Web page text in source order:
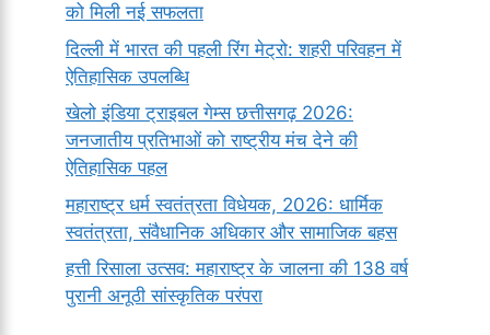
को मिली नई सफलता
दिल्ली में भारत की पहली रिंग मेट्रो: शहरी परिवहन में
ऐतिहासिक उपलब्धि
खेलो इंडिया ट्राइबल गेम्स छत्तीसगढ़ 2026:
जनजातीय प्रतिभाओं को राष्ट्रीय मंच देने की
ऐतिहासिक पहल
महाराष्ट्र धर्म स्वतंत्रता विधेयक, 2026: धार्मिक
स्वतंत्रता, संवैधानिक अधिकार और सामाजिक बहस
हत्ती रिसाला उत्सव: महाराष्ट्र के जालना की 138 वर्ष
पुरानी अनूठी सांस्कृतिक परंपरा